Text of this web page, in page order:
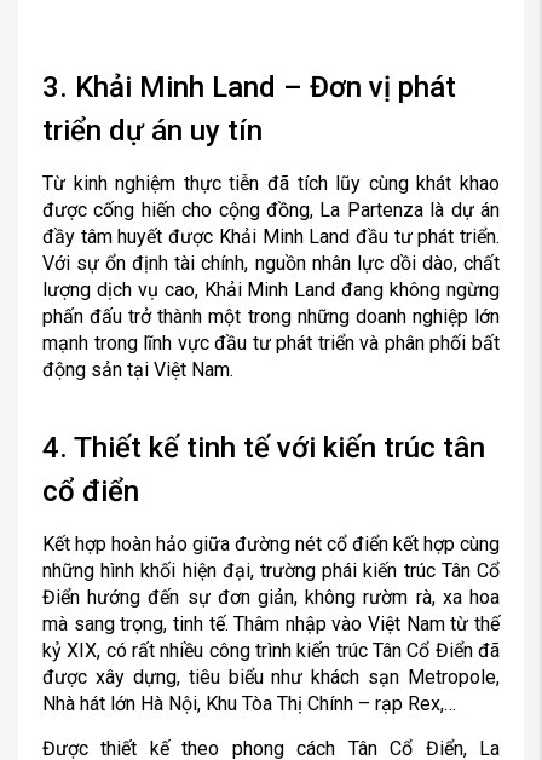
3. Khải Minh Land – Đơn vị phát
triển dự án uy tín
Từ kinh nghiệm thực tiễn đã tích lũy cùng khát khao
được cống hiến cho cộng đồng, La Partenza là dự án
đầy tâm huyết được Khải Minh Land đầu tư phát triển.
Với sự ổn định tài chính, nguồn nhân lực dồi dào, chất
lượng dịch vụ cao, Khải Minh Land đang không ngừng
phấn đấu trở thành một trong những doanh nghiệp lớn
mạnh trong lĩnh vực đầu tư phát triển và phân phối bất
động sản tại Việt Nam.
4. Thiết kế tinh tế với kiến trúc tân
cổ điển
Kết hợp hoàn hảo giữa đường nét cổ điển kết hợp cùng
những hình khối hiện đại, trường phái kiến trúc Tân Cổ
Điển hướng đến sự đơn giản, không rườm rà, xa hoa
mà sang trọng, tinh tế. Thâm nhập vào Việt Nam từ thế
kỷ XIX, có rất nhiều công trình kiến trúc Tân Cổ Điển đã
được xây dựng, tiêu biểu như khách sạn Metropole,
Nhà hát lớn Hà Nội, Khu Tòa Thị Chính – rạp Rex,…
Được thiết kế theo phong cách Tân Cổ Điển, La